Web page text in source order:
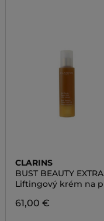
CLARINS
BUST BEAUTY EXTRA
LIFT GEL
Liftingový krém na
61,00 €